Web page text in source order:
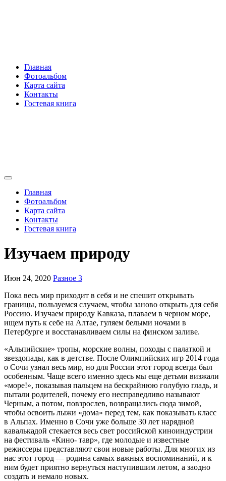
Главная
Фотоальбом
Карта сайта
Контакты
Гостевая книга
Главная
Фотоальбом
Карта сайта
Контакты
Гостевая книга
Изучаем природу
Июн 24, 2020 Разное 3
Пока весь мир приходит в себя и не спешит открывать
границы, пользуемся случаем, чтобы заново открыть для себя
Россию. Изучаем природу Кавказа, плаваем в черном море,
ищем путь к себе на Алтае, гуляем белыми ночами в
Петербурге и восстанавливаем силы на финском заливе.
«Альпийские» тропы, морские волны, походы с палаткой и
звездопады, как в детстве. После Олимпийских игр 2014 года
о Сочи узнал весь мир, но для России этот город всегда был
особенным. Чаще всего именно здесь мы еще детьми визжали
«море!», показывая пальцем на бескрай­нюю голубую гладь, и
пытали родителей, почему его несправедливо называют
Черным, а потом, повзрослев, возвращались сюда зимой,
чтобы освоить лыжи «дома» перед тем, как показывать класс
в Аль­пах. Именно в Сочи уже больше 30 лет нарядной
кавалькадой сте­кается весь свет российской киноиндустрии
на фестиваль «Кино- тавр», где молодые и известные
режиссеры представляют свои новые работы. Для многих из
нас этот город — родина самых важ­ных воспоминаний, и к
ним будет приятно вернуться наступившим летом, а заодно
создать и немало новых.